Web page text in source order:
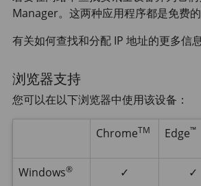
Manager。这两种应用程序都是免费
有关如何查找和分配 IP 地址的更多信
浏览器支持
您可以在以下浏览器中使用该设备：
ChromeTM Edge™
Windows® ✓ ✓